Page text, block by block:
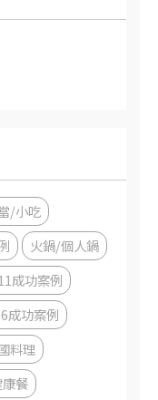
/小吃
火鍋/個人鍋
成功案例
成功案例
料理
餐